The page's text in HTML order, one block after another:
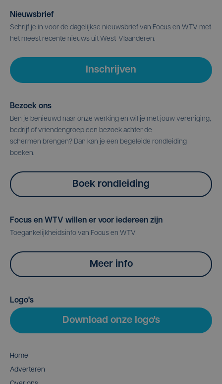
Nieuwsbrief
Schrijf je in voor de dagelijkse nieuwsbrief van Focus en WTV met
het meest recente nieuws uit West-Vlaanderen.
Inschrijven
Bezoek ons
Ben je benieuwd naar onze werking en wil je met jouw vereniging,
bedrijf of vriendengroep een bezoek achter de
schermen brengen? Dan kan je een begeleide rondleiding
boeken.
Boek rondleiding
Focus en WTV willen er voor iedereen zijn
Toegankelijkheidsinfo van Focus en WTV
Meer info
Logo's
Download onze logo's
Home
Adverteren